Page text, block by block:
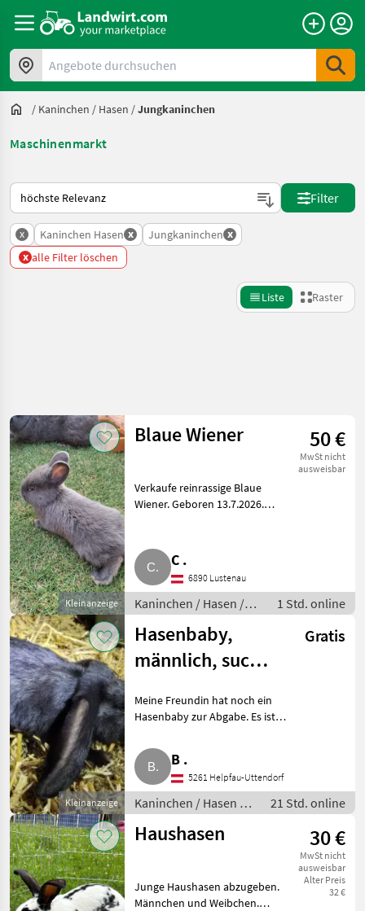
Angebote durchsuchen
/ Kaninchen / Hasen /Jungkaninchen
Maschinenmarkt
So wird auf Landwirt.com sortiert
Filter
x Kaninchen Hasen x Jungkaninchen x
x alle Filter löschen
Liste Raster
Kategorie 3 Land Filter
AKTUELLER
PFAD
Tiermarkt
Kaninchen
Hasen
Jungkaninchen
KATEGORIE
WÄHLEN
Jungkaninchen
71
MARKTPLATZ
Marktplatz Händlerangebote
Zurücksetzen
Ergebnisse
Kleinanzeige
Blaue Wiener 50 €
MwSt nicht
ausweisbar
Verkaufe reinrassige Blaue
Wiener. Geboren 13.7.2026.
Jungkaninchen
C .
6890 Lustenau
Kaninchen / Hasen /
Jungkaninchen
1 Std. online
Kleinanzeige
Hasenbaby,
männlich, sucht
neues Zuhause.
Gratis
Meine Freundin hat noch ein
Hasenbaby zur Abgabe. Es ist
kastriert.). Derzeit ist er noch
mit seinen Schwestern
zusammen in einem Stall
B .
5261 Helpfau-Uttendorf
Kaninchen / Hasen /
Jungkaninchen
21 Std. online
Haushasen 30 €
MwSt nicht
ausweisbar
Alter Preis
32 €
Junge Haushasen abzugeben.
Männchen und Weibchen.